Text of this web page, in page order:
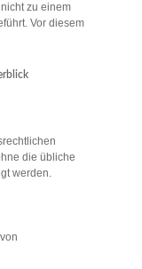
zu einem
Vor diesem
die übliche
werden.